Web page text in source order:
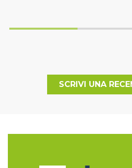
SCRIVI UNA